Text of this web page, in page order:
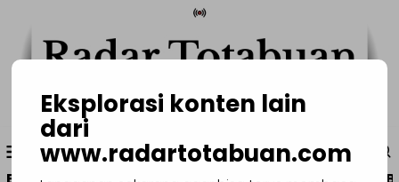
konten
Menu
Mobile
www.radartotabuan.com
Eksplorasi konten lain
dari
www.radartotabuan.com